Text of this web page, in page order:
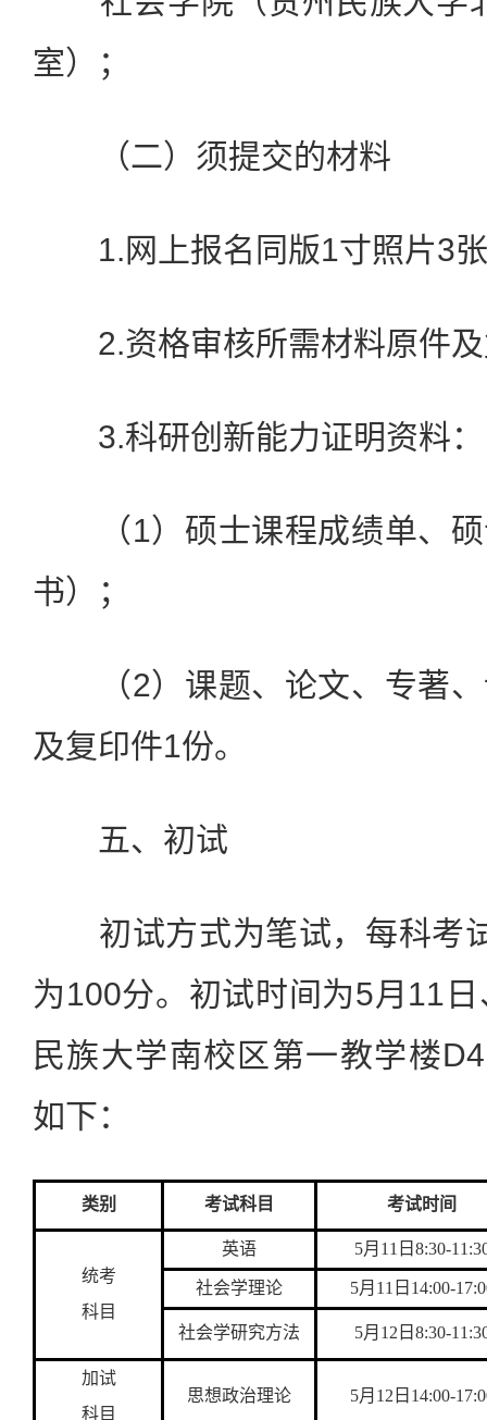
室）；
（二）须提交的材料
1.网上报名同版1寸照片3
2.资格审核所需材料原件及
3.科研创新能力证明资料：
（1）硕士课程成绩单、硕
书）；
（2）课题、论文、专著、
及复印件1份。
五、初试
初试方式为笔试，每科考
为100分。初试时间为5月11
民族大学南校区第一教学楼
如下：
类别 考试科目 考试时间
统考
科目
英语 5月 11 日 8:30-
社会学理论 5月 11 日 14:00-
社会学研究方法 5月 12 日 8:30-
加试
科目
思想政治理论 5月 12 日 14:00-